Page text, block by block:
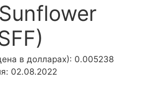
в долларах): 0.005238
02.08.2022